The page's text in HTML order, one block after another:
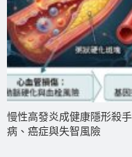
慢性高發炎成健康隱形殺
病、癌症與失智風險